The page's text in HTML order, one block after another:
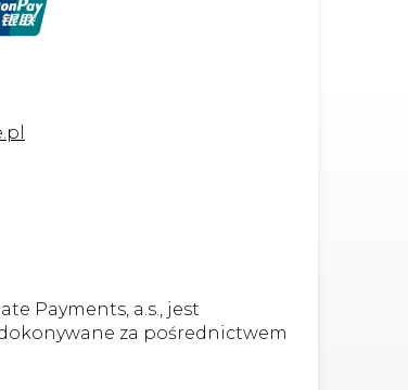
Payments, a.s., jest
za pośrednictwem